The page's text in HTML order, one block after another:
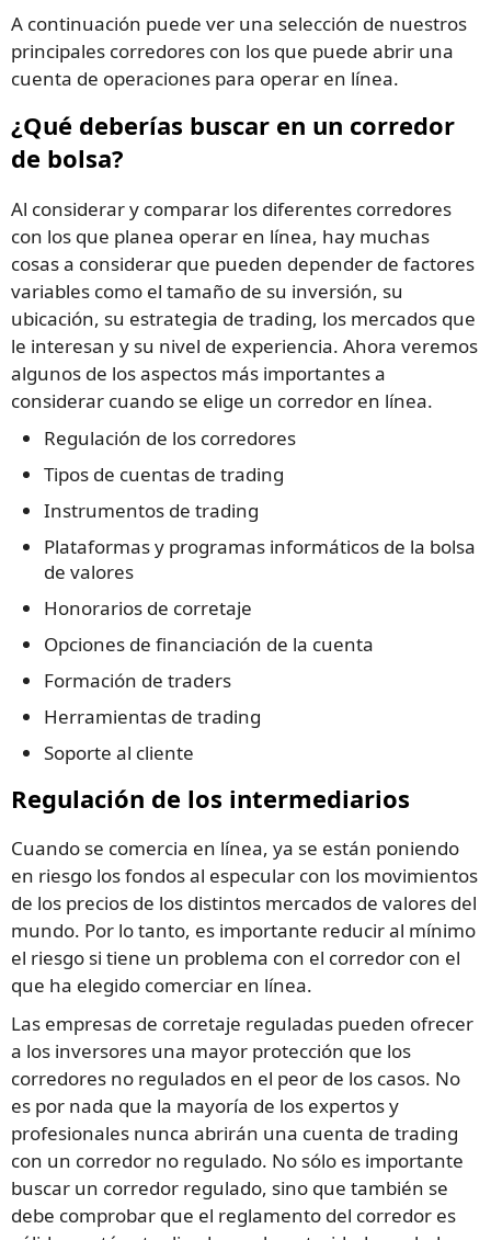
A continuación puede ver una selección de nuestros
principales corredores con los que puede abrir una
cuenta de operaciones para operar en línea.
¿Qué deberías buscar en un corredor
de bolsa?
Al considerar y comparar los diferentes corredores
con los que planea operar en línea, hay muchas
cosas a considerar que pueden depender de factores
variables como el tamaño de su inversión, su
ubicación, su estrategia de trading, los mercados que
le interesan y su nivel de experiencia. Ahora veremos
algunos de los aspectos más importantes a
considerar cuando se elige un corredor en línea.
Regulación de los corredores
Tipos de cuentas de trading
Instrumentos de trading
Plataformas y programas informáticos de la bolsa
de valores
Honorarios de corretaje
Opciones de financiación de la cuenta
Formación de traders
Herramientas de trading
Soporte al cliente
Regulación de los intermediarios
Cuando se comercia en línea, ya se están poniendo
en riesgo los fondos al especular con los movimientos
de los precios de los distintos mercados de valores del
mundo. Por lo tanto, es importante reducir al mínimo
el riesgo si tiene un problema con el corredor con el
que ha elegido comerciar en línea.
Las empresas de corretaje reguladas pueden ofrecer
a los inversores una mayor protección que los
corredores no regulados en el peor de los casos. No
es por nada que la mayoría de los expertos y
profesionales nunca abrirán una cuenta de trading
con un corredor no regulado. No sólo es importante
buscar un corredor regulado, sino que también se
debe comprobar que el reglamento del corredor es